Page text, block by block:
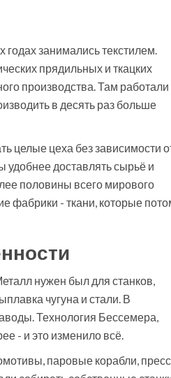
занимались текстилем.
прядильных и ткацких
производства. Там работали
в десять раз больше
целые цеха без зависимости
удобнее доставлять сырьё и
половины всего мирового
фабрики - ткани, которые
нужен был для станков,
чугуна и стали. В
Технология Бессемера,
- и это изменило всё.
паровые корабли,